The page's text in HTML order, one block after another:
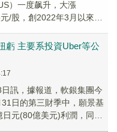
）一度飙升，大漲
/股，創2022年3月以來新
虧 主要系投資Uber等公
日訊，據報道，軟銀集團今
日的第三財季中，願景基
元(80億美元)利潤，同比